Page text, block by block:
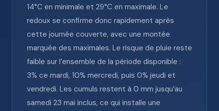
14°C en minimale et 29°C en maximale. Le
redoux se confirme donc rapidement après
cette journée couverte, avec une montée
marquée des maximales. Le risque de pluie reste
faible sur l’ensemble de la période disponible :
3% ce mardi, 10% mercredi, puis 0% jeudi et
vendredi. Les cumuls restent à 0 mm jusqu’au
samedi 23 mai inclus, ce qui installe une